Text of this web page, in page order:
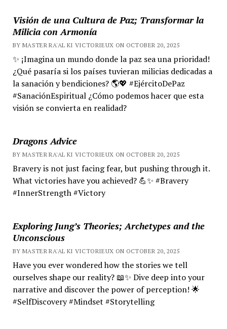
Visión de una Cultura de Paz; Transformar la
Milicia con Armonía
BY MASTER RA'AL KI VICTORIEUX ON OCTOBER 20, 2025
✨ ¡Imagina un mundo donde la paz sea una prioridad!
¿Qué pasaría si los países tuvieran milicias dedicadas a
la sanación y bendiciones? 🌎💖 #EjércitoDePaz
#SanaciónEspiritual ¿Cómo podemos hacer que esta
visión se convierta en realidad?
Dragons Advice
BY MASTER RA'AL KI VICTORIEUX ON OCTOBER 20, 2025
Bravery is not just facing fear, but pushing through it.
What victories have you achieved? 💪✨ #Bravery
#InnerStrength #Victory
Exploring Jung’s Theories; Archetypes and the
Unconscious
BY MASTER RA'AL KI VICTORIEUX ON OCTOBER 20, 2025
Have you ever wondered how the stories we tell
ourselves shape our reality? 📖✨ Dive deep into your
narrative and discover the power of perception! 🌟
#SelfDiscovery #Mindset #Storytelling